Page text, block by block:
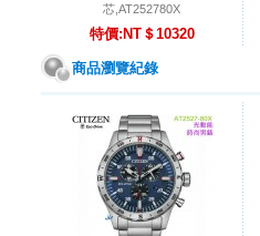
芯,AT252780X
特價:NT＄10320
商品瀏覽紀錄